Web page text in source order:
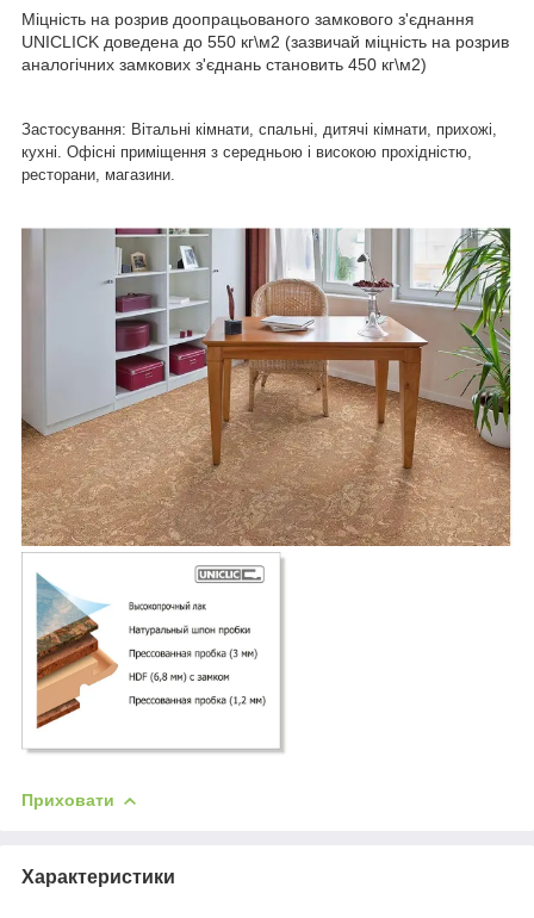
Міцність на розрив доопрацьованого замкового з'єднання
UNICLICK доведена до 550 кг\м2 (зазвичай міцність на розрив
аналогічних замкових з'єднань становить 450 кг\м2)
Застосування: Вітальні кімнати, спальні, дитячі кімнати, прихожі,
кухні. Офісні приміщення з середньою і високою прохідністю,
ресторани, магазини.
Приховати
Характеристики